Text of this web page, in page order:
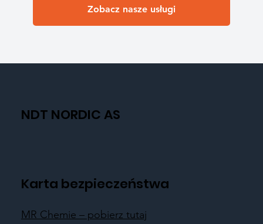
Zobacz nasze usługi
NDT NORDIC AS
Karta bezpieczeństwa
MR Chemie – pobierz tutaj